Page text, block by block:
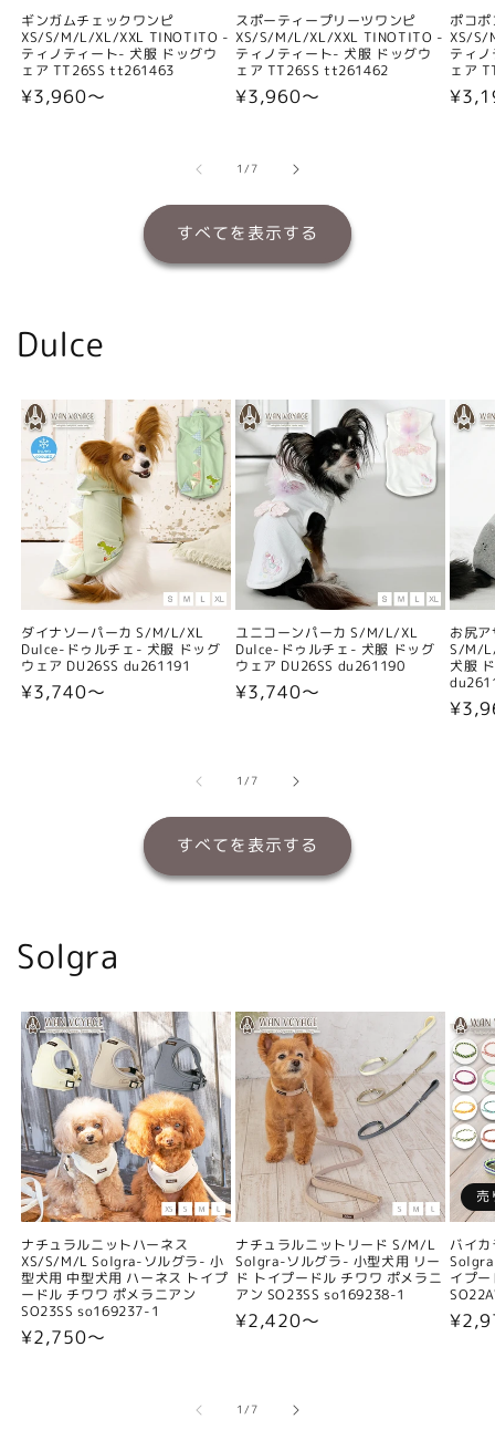
ギンガムチェックワンピ
XS/S/M/L/XL/XXL TINOTITO -
ティノティート- 犬服 ドッグウ
ェア TT26SS tt261463
通
¥3,960〜
スポーティープリーツワンピ
XS/S/M/L/XL/XXL TINOTITO -
ティノティート- 犬服 ドッグウ
ェア TT26SS tt261462
通
格
¥3,960〜
ポコ
XS/S/
ティ
ェア
通
1/の
7
すべてを表示する
Dulce
ダイナソーパーカ S/M/L/XL
Dulce-ドゥルチェ- 犬服 ドッグ
ウェア DU26SS du261191
通
¥3,740〜
ユニコーンパーカ S/M/L/XL
Dulce-ドゥルチェ- 犬服 ドッグ
ウェア DU26SS du261190
通
¥3,740〜
お尻
S/M/
犬服
通
1/の
7
すべてを表示する
Solgra
ナチュラルニットハーネス
XS/S/M/L Solgra-ソルグラ- 小
型犬用 中型犬用 ハーネス トイプ
ードル チワワ ポメラニアン
SO23SS so169237-1
通
¥2,750〜
ナチュラルニットリード S/M/L
Solgra-ソルグラ- 小型犬用 リー
ド トイプードル チワワ ポメラニ
アン SO23SS so169238-1
通
¥2,420〜
売
バイ
イプ
通
1/の
7